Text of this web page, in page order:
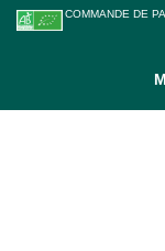
COMMANDE DE